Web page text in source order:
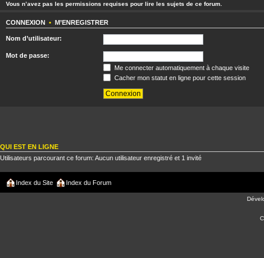
Vous n’avez pas les permissions requises pour lire les sujets de ce forum.
CONNEXION • M’ENREGISTRER
Nom d’utilisateur:
Mot de passe:
Me connecter automatiquement à chaque visite
Cacher mon statut en ligne pour cette session
QUI EST EN LIGNE
Utilisateurs parcourant ce forum: Aucun utilisateur enregistré et 1 invité
Index du Site Index du Forum